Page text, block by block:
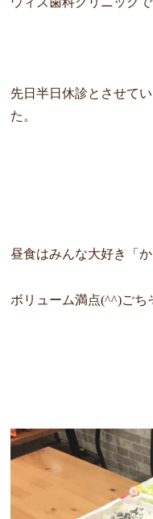
先日半日休診とさせて
た。
昼食はみんな大好き「
ボリューム満点(^^)ごち